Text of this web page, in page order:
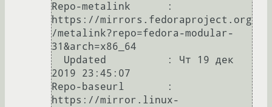
Repo-metalink      :
https://mirrors.fedoraproject.org
/metalink?repo=fedora-modular-
31&arch=x86_64
2019 23:45:07
Repo-baseurl       :
https://mirror.linux-